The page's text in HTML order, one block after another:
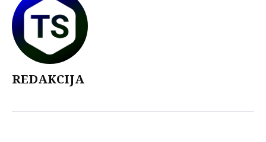
REDAKCIJA